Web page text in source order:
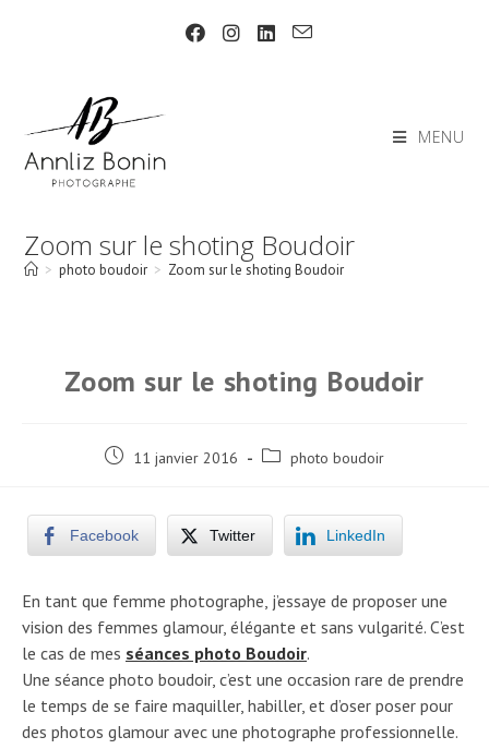
MENU
Zoom sur le shoting Boudoir
> photo boudoir > Zoom sur le shoting Boudoir
Zoom sur le shoting Boudoir
Post 11 janvier 2016
Post photo boudoir
Facebook Twitter LinkedIn
En tant que femme photographe, j’essaye de proposer une
vision des femmes glamour, élégante et sans vulgarité. C’est
le cas de mes séances photo Boudoir.
Une séance photo boudoir, c’est une occasion rare de prendre
le temps de se faire maquiller, habiller, et d’oser poser pour
des photos glamour avec une photographe professionnelle.